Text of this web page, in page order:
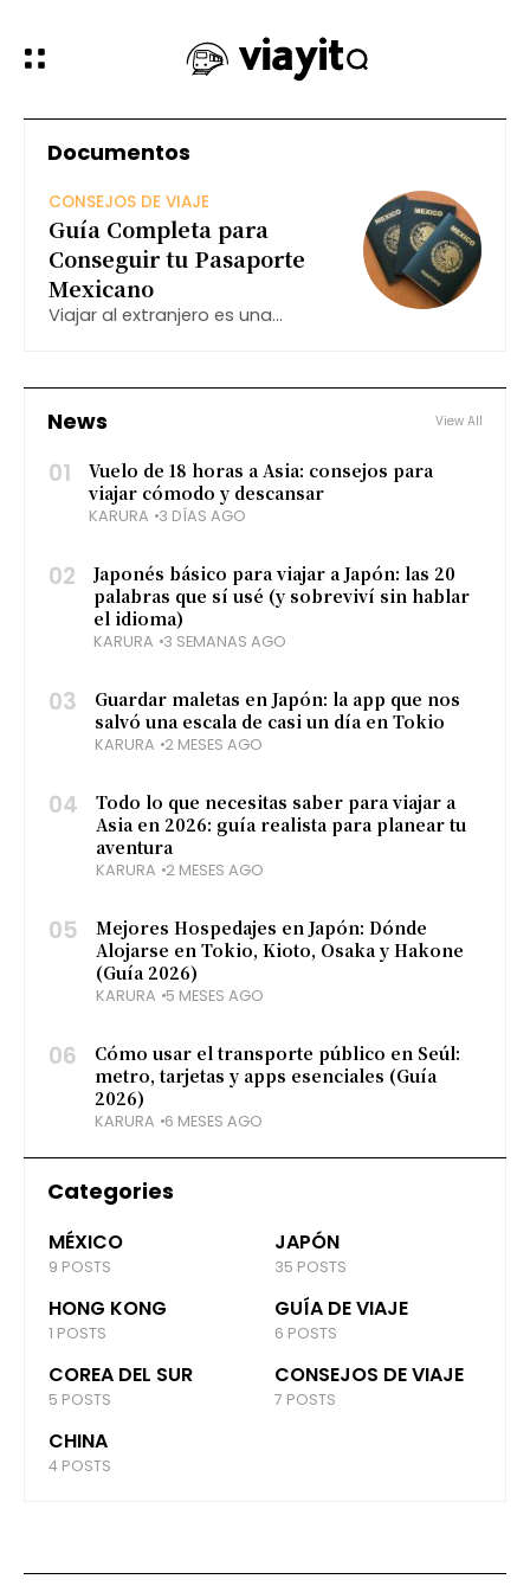
Documentos
CONSEJOS DE VIAJE
Guía Completa para
Conseguir tu Pasaporte
Mexicano
Viajar al extranjero es una
explorar nuevas culturas, paisajes
y formas de vida. Sin embargo,
para poder cruzar fronteras
internacionales, necesitas
News View All
01
Vuelo de 18 horas a Asia: consejos para
viajar cómodo y descansar
KARURA 3 DÍAS AGO
02
Japonés básico para viajar a Japón: las 20
palabras que sí usé (y sobreviví sin hablar
el idioma)
KARURA 3 SEMANAS AGO
03
Guardar maletas en Japón: la app que nos
salvó una escala de casi un día en Tokio
KARURA 2 MESES AGO
04
Todo lo que necesitas saber para viajar a
Asia en 2026: guía realista para planear tu
aventura
KARURA 2 MESES AGO
05
Mejores Hospedajes en Japón: Dónde
Alojarse en Tokio, Kioto, Osaka y Hakone
(Guía 2026)
KARURA 5 MESES AGO
06
Cómo usar el transporte público en Seúl:
metro, tarjetas y apps esenciales (Guía
2026)
KARURA 6 MESES AGO
Categories
MÉXICO
9 POSTS
JAPÓN
35 POSTS
HONG KONG
1 POSTS
GUÍA DE VIAJE
6 POSTS
COREA DEL SUR
5 POSTS
CONSEJOS DE VIAJE
7 POSTS
CHINA
4 POSTS